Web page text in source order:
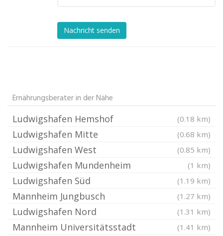
Nachricht senden
Ernährungsberater in der Nähe
Ludwigshafen Hemshof (0.18 km)
Ludwigshafen Mitte (0.68 km)
Ludwigshafen West (0.85 km)
Ludwigshafen Mundenheim (1 km)
Ludwigshafen Süd (1.19 km)
Mannheim Jungbusch (1.27 km)
Ludwigshafen Nord (1.31 km)
Mannheim Universitätsstadt (1.41 km)